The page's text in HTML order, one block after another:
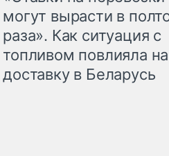
могут вырасти в
раза». Как ситуация с
топливом повлияла на
доставку в Беларусь